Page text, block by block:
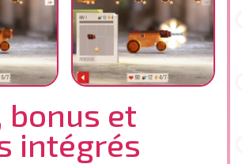
bonus et
intégrés